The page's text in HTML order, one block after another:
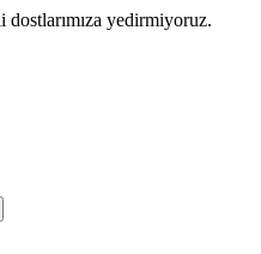
yedirmiyoruz.